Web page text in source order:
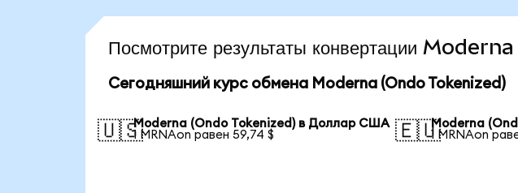
Посмотрите результаты конвертации
Сегодняшний курс обмена Moderna (Ondo Tokenized)
🇺🇸Moderna (Ondo Tokenized) в Доллар США
1 MRNAon равен 59,74 $
🇪🇺Moderna
1 MRNAon